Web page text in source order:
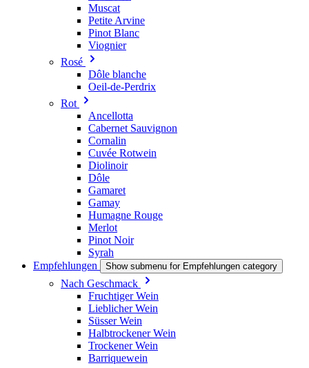
Muscat
Petite Arvine
Pinot Blanc
Viognier
Rosé
Dôle blanche
Oeil-de-Perdrix
Rot
Ancellotta
Cabernet Sauvignon
Cornalin
Cuvée Rotwein
Diolinoir
Dôle
Gamaret
Gamay
Humagne Rouge
Merlot
Pinot Noir
Syrah
Empfehlungen
Show submenu for Empfehlungen category
Nach Geschmack
Fruchtiger Wein
Lieblicher Wein
Süsser Wein
Halbtrockener Wein
Trockener Wein
Barriquewein